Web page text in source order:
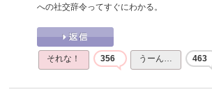
への社交辞令ってすぐにわかる。
それな！ 356 うーん… 463